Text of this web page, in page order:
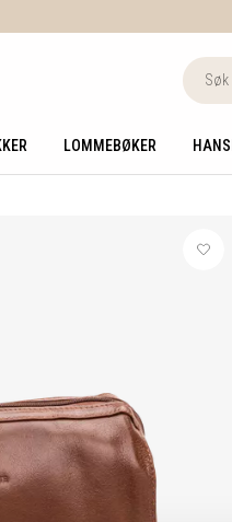
LOMMEBØKER